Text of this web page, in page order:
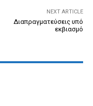
NEXT ARTICLE
Διαπραγματεύσεις υπό
εκβιασμό